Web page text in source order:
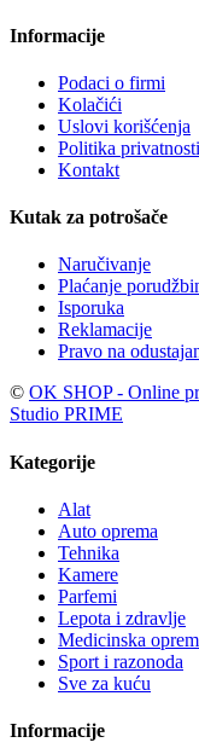
Informacije
Podaci o firmi
Kolačići
Uslovi korišćenja
Politika privatnosti
Kontakt
Kutak za potrošače
Naručivanje
Plaćanje
Isporuka
Reklamacije
Pravo na
© OK SHOP - Online
Studio PRIME
Kategorije
Alat
Auto oprema
Tehnika
Kamere
Parfemi
Lepota i zdravlje
Medicinska
Sport i razonoda
Sve za kuću
Informacije